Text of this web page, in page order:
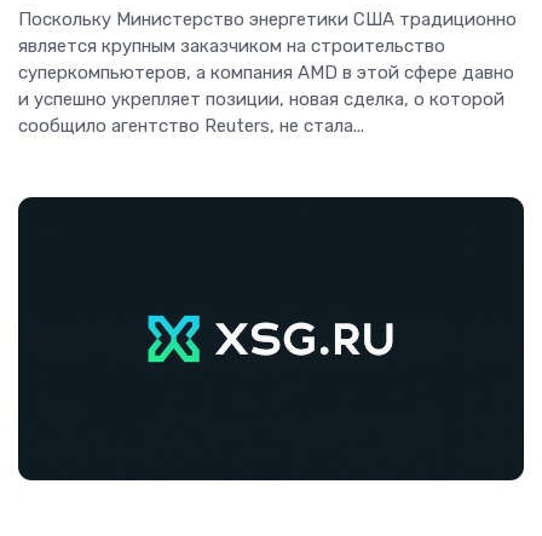
Поскольку Министерство энергетики США традиционно
является крупным заказчиком на строительство
суперкомпьютеров, а компания AMD в этой сфере давно
и успешно укрепляет позиции, новая сделка, о которой
сообщило агентство Reuters, не стала...